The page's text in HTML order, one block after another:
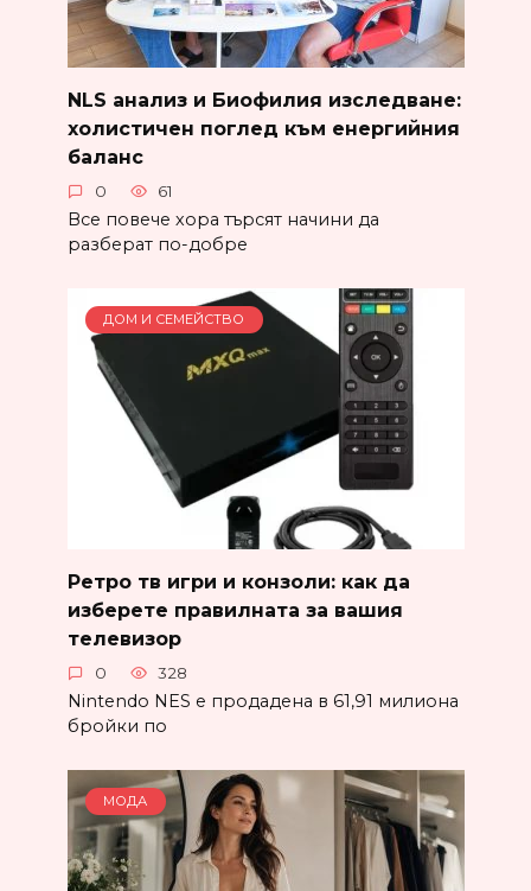
NLS анализ и Биофилия изследване:
холистичен поглед към енергийния
баланс
0 61
Все повече хора търсят начини да
разберат по-добре
ДОМ И СЕМЕЙСТВО
Ретро тв игри и конзоли: как да
изберете правилната за вашия
телевизор
0 328
Nintendo NES е продадена в 61,91 милиона
бройки по
МОДА